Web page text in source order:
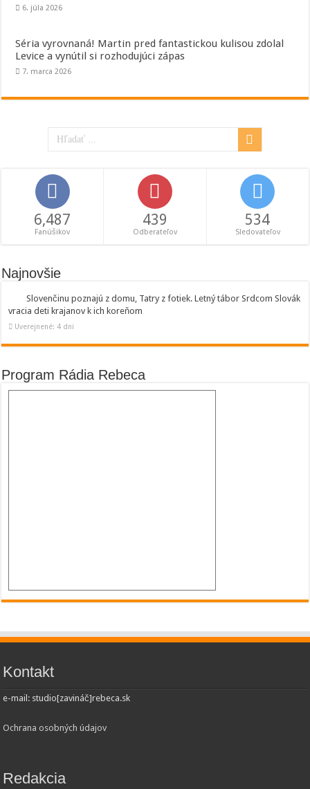
6. júla 2026
Séria vyrovnaná! Martin pred fantastickou kulisou zdolal
Levice a vynútil si rozhodujúci zápas
7. marca 2026
6,487
Fanúšikov
439
Odberateľov
534
Sledovateľov
Najnovšie
Slovenčinu poznajú z domu, Tatry z fotiek. Letný tábor Srdcom Slovák
vracia deti krajanov k ich koreňom
Uverejnené: 4 dni
Program Rádia Rebeca
Kontakt
e-mail: studio[zavináč]rebeca.sk
Ochrana osobných údajov
Redakcia